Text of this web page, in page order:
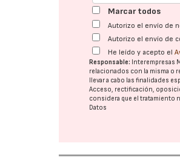
Marcar todos
Autorizo el envío de
Autorizo el envío de
He leído y acepto el
Responsable: Interempresas
relacionados con la misma o
llevar a cabo las finalidades
Acceso, rectificación,
considera que el tratamiento
Datos